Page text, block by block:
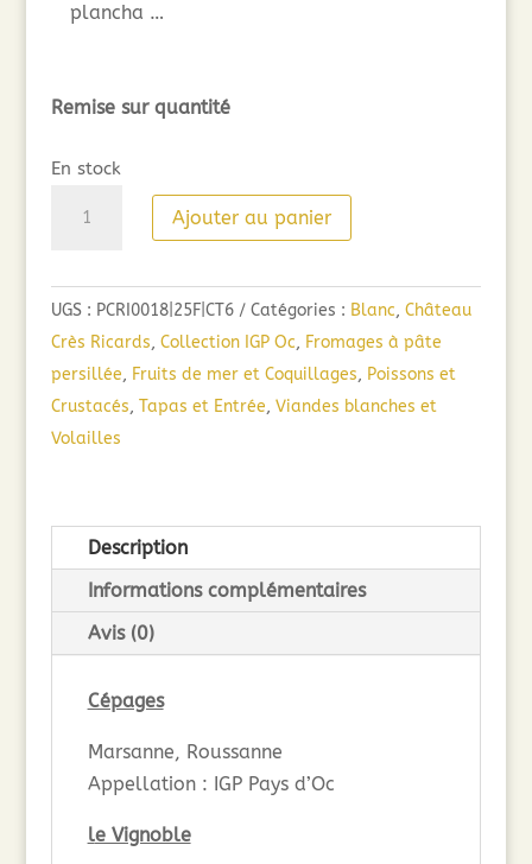
plancha …
Remise sur quantité
En stock
Ajouter au panier
UGS : PCRI0018|25F|CT6 Catégories : Blanc, Château
Crès Ricards, Collection IGP Oc, Fromages à pâte
persillée, Fruits de mer et Coquillages, Poissons et
Crustacés, Tapas et Entrée, Viandes blanches et
Volailles
Description
Informations complémentaires
Avis (0)
Cépages
Marsanne, Roussanne
Appellation : IGP Pays d’Oc
le Vignoble